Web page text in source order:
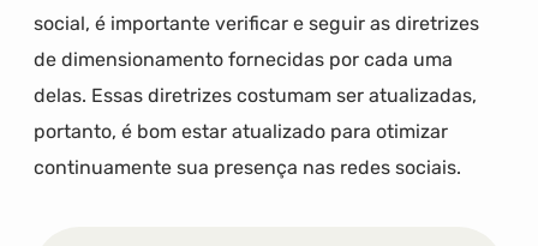
social, é importante verificar e seguir as diretrizes
de dimensionamento fornecidas por cada uma
delas. Essas diretrizes costumam ser atualizadas,
portanto, é bom estar atualizado para otimizar
continuamente sua presença nas redes sociais.